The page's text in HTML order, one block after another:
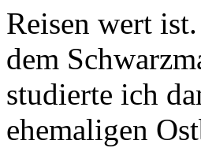
Reisen wert
dem
studierte ich
ehemaligen